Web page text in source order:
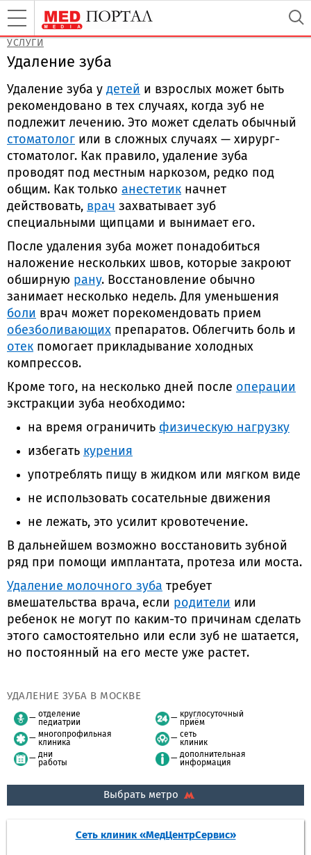
УСЛУГИ
Удаление зуба
Удаление зуба у детей и взрослых может быть
рекомендовано в тех случаях, когда зуб не
подлежит лечению. Это может сделать обычный
стоматолог или в сложных случаях — хирург-
стоматолог. Как правило, удаление зуба
проводят под местным наркозом, редко под
общим. Как только анестетик начнет
действовать, врач захватывает зуб
специальными щипцами и вынимает его.
После удаления зуба м­­­­ожет понадобиться
наложение нескольких швов, которые закроют
обширную рану. Восстановление обычно
занимает несколько недель. Для уменьшения
боли врач может порекомендовать прием
обезболивающих препаратов. Облегчить боль и
отек помогает прикладывание холодных
компрессов.
Кроме того, на несколько дней после операции
экстракции зуба необходимо:
на время ограничить физическую нагрузку
избегать курения
употреблять пищу в жидком или мягком виде
не использовать сосательные движения
не лежать, это усилит кровотечение.
В дальнейшем возможно восстановить зубной
ряд при помощи имплантата, протеза или моста.
Удаление молочного зуба требует
вмешательства врача, если родители или
ребенок не могут по каким-то причинам сделать
этого самостоятельно или если зуб не шатается,
но постоянный на его месте уже растет.
УДАЛЕНИЕ ЗУБА В МОСКВЕ
отделение
педиатрии
многопрофильная
клиника
дни
работы
круглосуточный
приём
сеть
клиник
дополнительная
информация
Выбрать метро
Сеть клиник «МедЦентрСервис»